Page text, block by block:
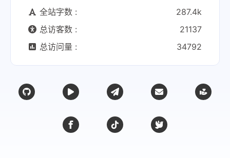
全站字数 :
287.4k
总访客数 :
21137
总访问量 :
34792